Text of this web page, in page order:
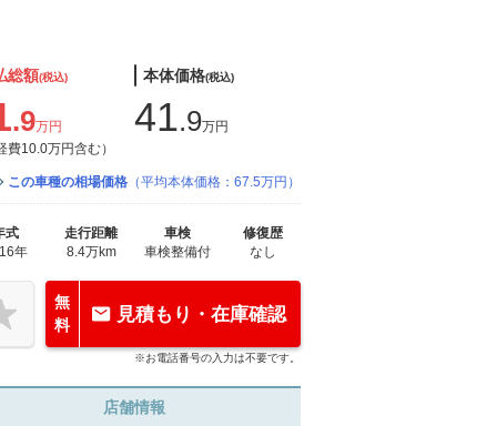
総額(税込)
.9万円
費10.0万円含む）
本体価格(税込)
41.9万円
この車種の相場価格 （平均本体価格：67.5万円）
式
年
走行距離
8.4万km
車検
車検整備付
修復歴
なし
無
料
見積もり・在庫確認
※お電話番号の入力は不要です。
店舗情報